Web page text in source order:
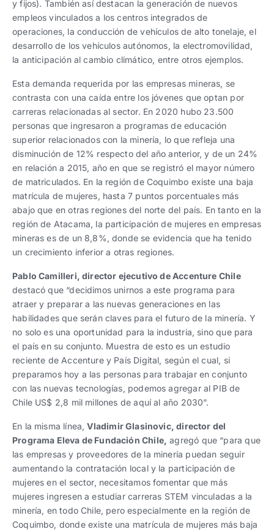
y fijos). También así destacan la generación de nuevos
empleos vinculados a los centros integrados de
operaciones, la conducción de vehículos de alto tonelaje, el
desarrollo de los vehículos autónomos, la electromovilidad,
la anticipación al cambio climático, entre otros ejemplos.
Esta demanda requerida por las empresas mineras, se
contrasta con una caída entre los jóvenes que optan por
carreras relacionadas al sector. En 2020 hubo 23.500
personas que ingresaron a programas de educación
superior relacionados con la minería, lo que refleja una
disminución de 12% respecto del año anterior, y de un 24%
en relación a 2015, año en que se registró el mayor número
de matriculados. En la región de Coquimbo existe una baja
matrícula de mujeres, hasta 7 puntos porcentuales más
abajo que en otras regiones del norte del país. En tanto en la
región de Atacama, la participación de mujeres en empresas
mineras es de un 8,8%, donde se evidencia que ha tenido
un crecimiento inferior a otras regiones.
Pablo Camilleri, director ejecutivo de Accenture Chile
destacó que “decidimos unirnos a este programa para
atraer y preparar a las nuevas generaciones en las
habilidades que serán claves para el futuro de la minería. Y
no solo es una oportunidad para la industria, sino que para
el país en su conjunto. Muestra de esto es un estudio
reciente de Accenture y País Digital, según el cual, si
preparamos hoy a las personas para trabajar en conjunto
con las nuevas tecnologías, podemos agregar al PIB de
Chile US$ 2,8 mil millones de aquí al año 2030”.
En la misma línea,Vladimir Glasinovic, director del
Programa Eleva de Fundación Chile, agregó que “para que
las empresas y proveedores de la minería puedan seguir
aumentando la contratación local y la participación de
mujeres en el sector, necesitamos fomentar que más
mujeres ingresen a estudiar carreras STEM vinculadas a la
minería, en todo Chile, pero especialmente en la región de
Coquimbo, donde existe una matrícula de mujeres más baja